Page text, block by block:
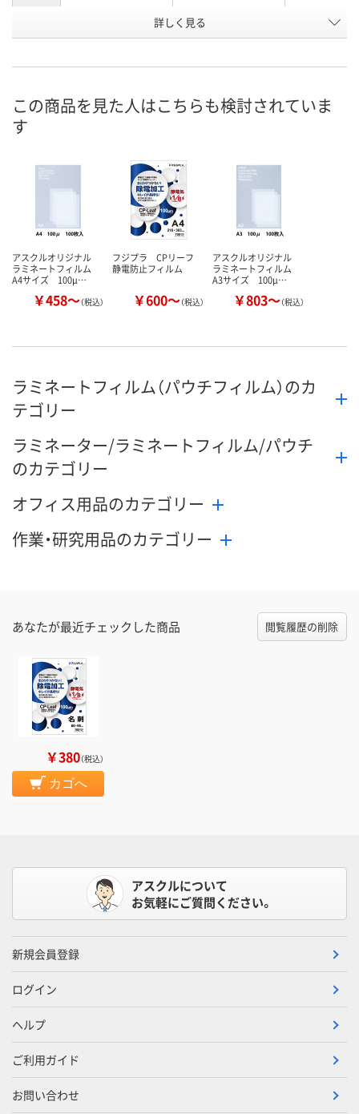
100μ
339638 5148380 9890648
在庫 入荷待ち あり あり
お届け日
お取り扱い終了しま
詳しく見る
この商品を見た人はこちらも検討されていま
す
アスクルオリジナル
ラミネートフィルム
A4サイズ 100μ…
￥458～（税込）
フジプラ CPリーフ
静電防止フィルム
￥600～（税込）
アスクルオリジナル
ラミネートフィルム
A3サイズ 100μ…
￥803～（税込）
ラミネートフィルム（パウチフィルム）のカ
テゴリー
ラミネーター/ラミネートフィルム/パウチ
のカテゴリー
オフィス用品のカテゴリー
作業・研究用品のカテゴリー
あなたが最近チェックした商品 閲覧履歴の削除
￥380（税込）
カゴへ
アスクルについて
お気軽にご質問ください。
新規会員登録
ログイン
ヘルプ
ご利用ガイド
お問い合わせ